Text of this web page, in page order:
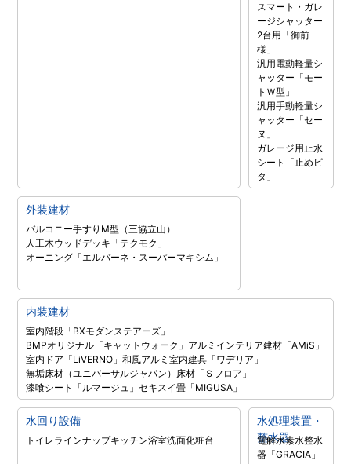
スマート・ガレ
ージシャッター
2台用「御前
様」
汎用電動軽量シ
ャッター「モー
トＷ型」
汎用手動軽量シ
ャッター「セー
ヌ」
ガレージ用止水
シート「止めピ
タ」
外装建材
バルコニー手すりM型（三協立山）
人工木ウッドデッキ「テクモク」
オーニング「エルバーネ・スーパーマキシム」
内装建材
室内階段「BXモダンステアーズ」
BMPオリジナル「キャットウォーク」 アルミインテリア建材「AMiS」
室内ドア「LiVERNO」和風アルミ室内建具「ワデリア」
無垢床材（ユニバーサルジャパン） 床材「Ｓフロア」
漆喰シート「ルマージュ」セキスイ畳「MIGUSA」
水回り設備
トイレラインナップキッチン浴室洗面化粧台
水処理装置・
整水器
電解水素水整水
器「GRACIA」